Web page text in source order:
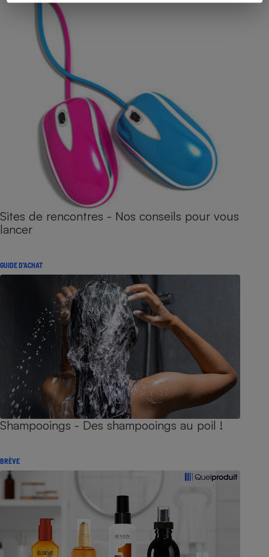
Sites de rencontres - Nos conseils pour vous
lancer
GUIDE D'ACHAT
Shampooings - Des shampooings au poil !
BRÈVE